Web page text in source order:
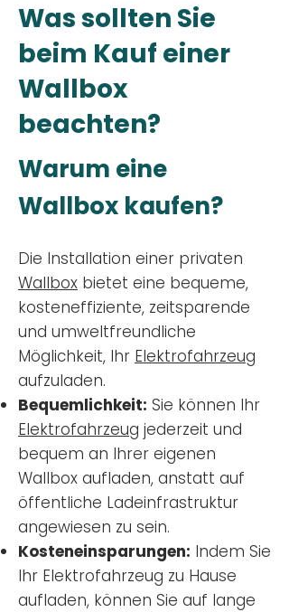
Was sollten Sie
beim Kauf einer
Wallbox
beachten?
Warum eine
Wallbox kaufen?
Die Installation einer privaten
Wallbox bietet eine bequeme,
kosteneffiziente, zeitsparende
und umweltfreundliche
Möglichkeit, Ihr Elektrofahrzeug
aufzuladen.
Bequemlichkeit: Sie können Ihr
Elektrofahrzeug jederzeit und
bequem an Ihrer eigenen
Wallbox aufladen, anstatt auf
öffentliche Ladeinfrastruktur
angewiesen zu sein.
Kosteneinsparungen: Indem Sie
Ihr Elektrofahrzeug zu Hause
aufladen, können Sie auf lange